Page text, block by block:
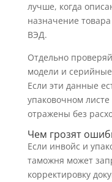
лучше, когда
назначение
ВЭД.
Отдельно
модели и
Если эти данные
упаковочном
отражены без
Чем грозят
Если инвойс и
таможня может
корректировку